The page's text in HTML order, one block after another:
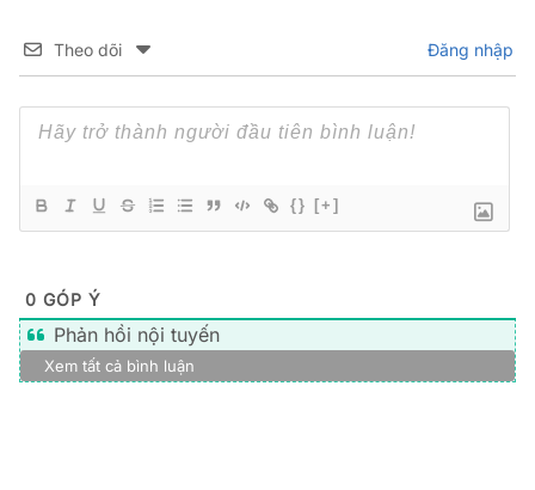
Theo dõi Đăng nhập
{} [+]
0 GÓP Ý
Phản hồi nội tuyến
Xem tất cả bình luận